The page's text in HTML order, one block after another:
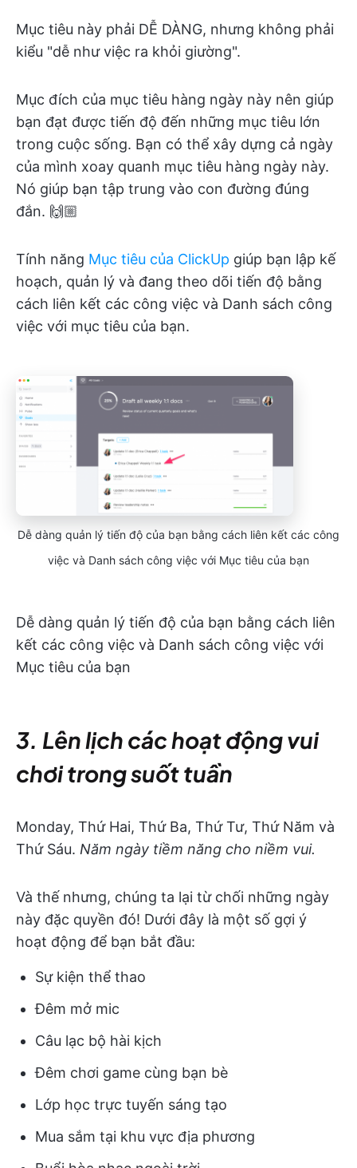
Mục tiêu này phải DỄ DÀNG, nhưng không phải
kiểu "dễ như việc ra khỏi giường".
Mục đích của mục tiêu hàng ngày này nên giúp
bạn đạt được tiến độ đến những mục tiêu lớn
trong cuộc sống. Bạn có thể xây dựng cả ngày
của mình xoay quanh mục tiêu hàng ngày này.
Nó giúp bạn tập trung vào con đường đúng
đắn. 🙌🏼
Tính năng Mục tiêu của ClickUp giúp bạn lập kế
hoạch, quản lý và đang theo dõi tiến độ bằng
cách liên kết các công việc và Danh sách công
việc với mục tiêu của bạn.
Dễ dàng quản lý tiến độ của bạn bằng cách liên kết các công
việc và Danh sách công việc với Mục tiêu của bạn
Dễ dàng quản lý tiến độ của bạn bằng cách liên
kết các công việc và Danh sách công việc với
Mục tiêu của bạn
3. Lên lịch các hoạt động vui
chơi trong suốt tuần
Monday, Thứ Hai, Thứ Ba, Thứ Tư, Thứ Năm và
Thứ Sáu. Năm ngày tiềm năng cho niềm vui.
Và thế nhưng, chúng ta lại từ chối những ngày
này đặc quyền đó! Dưới đây là một số gợi ý
hoạt động để bạn bắt đầu:
Sự kiện thể thao
Đêm mở mic
Câu lạc bộ hài kịch
Đêm chơi game cùng bạn bè
Lớp học trực tuyến sáng tạo
Mua sắm tại khu vực địa phương